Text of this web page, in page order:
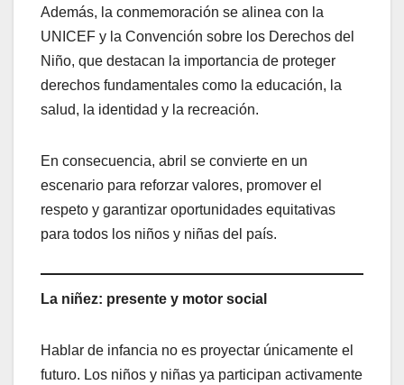
Además, la conmemoración se alinea con la
UNICEF y la Convención sobre los Derechos del
Niño, que destacan la importancia de proteger
derechos fundamentales como la educación, la
salud, la identidad y la recreación.
En consecuencia, abril se convierte en un
escenario para reforzar valores, promover el
respeto y garantizar oportunidades equitativas
para todos los niños y niñas del país.
La niñez: presente y motor social
Hablar de infancia no es proyectar únicamente el
futuro. Los niños y niñas ya participan activamente